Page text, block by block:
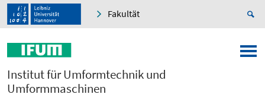
Fakultät
Institut für Umformtechnik und
Umformmaschinen